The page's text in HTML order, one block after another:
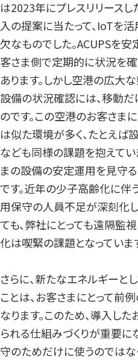
は2023年にプレスリリース
入の提案に当たって、IoTを
欠なものでした。ACUPSを
客さま側で定期的に状況を
あります。しかし空港の広大
設備の状況確認には、移動
のです。この空港のお客さま
は似た環境が多く、たとえば
なども同様の課題を抱えてい
まの設備の安定運用を見守
です。近年の少子高齢化に伴
用保守の人員不足が深刻化し
ても、弊社にとっても遠隔監
化は喫緊の課題となっていま
さらに、新たなエネルギーと
ことは、お客さまにとって前
なります。このため、導入し
られる仕組みづくりが重要に
守のためだけに使うのでは